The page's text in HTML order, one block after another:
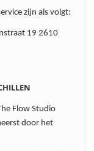
zijn als volgt:
19 2610
Flow Studio
door het